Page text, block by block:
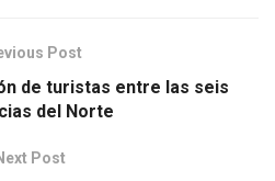
Post
de turistas entre las seis
del Norte
Post